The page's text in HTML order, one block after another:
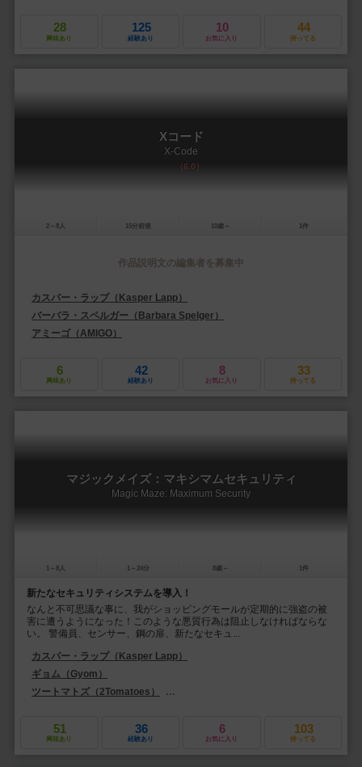
28
興味あり
125
経験あり
10
お気に入り
44
持ってる
Xコード
X-Code
6.0
2～8人 15分前後 10歳～ 1件
作品説明文の編集者を募集中
カスパー・ラップ（Kasper Lapp）
バーバラ・スペルガー（Barbara Spelger）
アミーゴ（AMIGO）
6
興味あり
42
経験あり
8
お気に入り
33
持ってる
マジックメイズ：マキシマムセキュリティ
Magic Maze: Maximum Security
1～8人 1～24分 8歳～ 1件
新たなセキュリティシステムを導入！
なんと不可思議な事に、我がショッピングモールが定期的に強盗の被
害に遭うようになった！このような悪質行為は阻止しなければならな
い。 警備員、センサー、鋼の扉、新たなセキュ...
カスパー・ラップ（Kasper Lapp）
ギョム（Gyom）
ツートマトズ（2Tomatoes）
ペガサス・シュピーレ（Pegasus Spiele）
51
興味あり
36
経験あり
6
お気に入り
103
持ってる